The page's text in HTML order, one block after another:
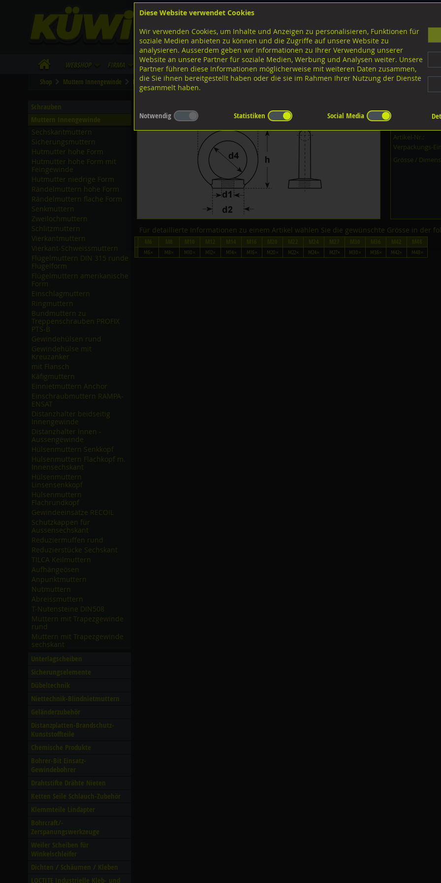
Lagerstrasse 8
Tel. 043 455 20 30
FB
IG
WebShop Firma Lieferinfo Infos/Downloads
Shop Muttern Innengewinde Ringmuttern Stahl verzinkt
Schrauben
Sechskantmuttern
Sicherungsmuttern
Hutmutter hohe Form
Hutmutter hohe Form mit
Feingewinde
Hutmutter niedrige Form
Rändelmuttern hohe Form
Rändelmuttern flache Form
Senkmuttern
Zweilochmuttern
Schlitzmuttern
Vierkantmuttern
Vierkant-Schweissmuttern
Flügelmuttern DIN 315 runde
Flügelform
Flügelmuttern amerikanische
Form
Einschlagmuttern
Ringmuttern
Bundmuttern zu
Treppenschrauben PROFIX
PTS-B
Gewindehülsen rund
Gewindehülse mit
Kreuzanker
mit Flansch
Käfigmuttern
Einnietmuttern Anchor
Einschraubmuttern RAMPA-
ENSAT
Distanzhalter beidseitig
Innengewinde
Distanzhalter Innen -
Aussengewinde
Hülsenmuttern Senkkopf
Hülsenmuttern Flachkopf m.
Innensechskant
Hülsenmuttern
Linsensenkkopf
Hülsenmuttern
Flachrundkopf
Gewindeeinsätze RECOIL
Schutzkappen für
Aussensechskant
Reduziermuffen rund
Reduzierstücke Sechskant
TILCA Keilmuttern
Aufhängeösen
Anpunktmuttern
Nutmuttern
Abreissmuttern
T-Nutensteine DIN508
Muttern mit Trapezgewinde
rund
Muttern mit Trapezgewinde
sechskant
Unterlagscheiben
Sicherungselemente
Dübeltechnik
Niettechnik-Blindnietmuttern
Geländerzubehör
Distanzplatten-Brandschutz-
Kunststoffteile
Chemische Produkte
Bohrer-Bit Einsatz-
Gewindebohrer
Drahtstifte Drähte Nieten
Ketten Seile Schlauch-Zubehör
Klemmteile Lindapter
Bohrcraft/­
Zerspanungswerkzeuge
Weiler Scheiben für
Winkelschleifer
Dichten /­ Schäumen /­ Kleben
LOCTITE Industrielle Kleb- und
Dieser
Artikel-Nr.:
Verpackungs-
Grösse /
Für detaillierte Informationen zu einem Artikel wählen Sie die gewünschte Grösse in der
M6× M8× M10× M12× M14× M16× M20× M22× M24× M27× M30× M36× M42× M48×
Diese Website verwendet Cookies
Wir verwenden Cookies, um Inhalte und Anzeigen zu personalisieren, Funktionen für
soziale Medien anbieten zu können und die Zugriffe auf unsere Website zu
analysieren. Ausserdem geben wir Informationen zu Ihrer Verwendung unserer
Website an unsere Partner für soziale Medien, Werbung und Analysen weiter. Unsere
Partner führen diese Informationen möglicherweise mit weiteren Daten zusammen,
die Sie ihnen bereitgestellt haben oder die sie im Rahmen Ihrer Nutzung der Dienste
gesammelt haben.
Notwendig Statistiken Social Media